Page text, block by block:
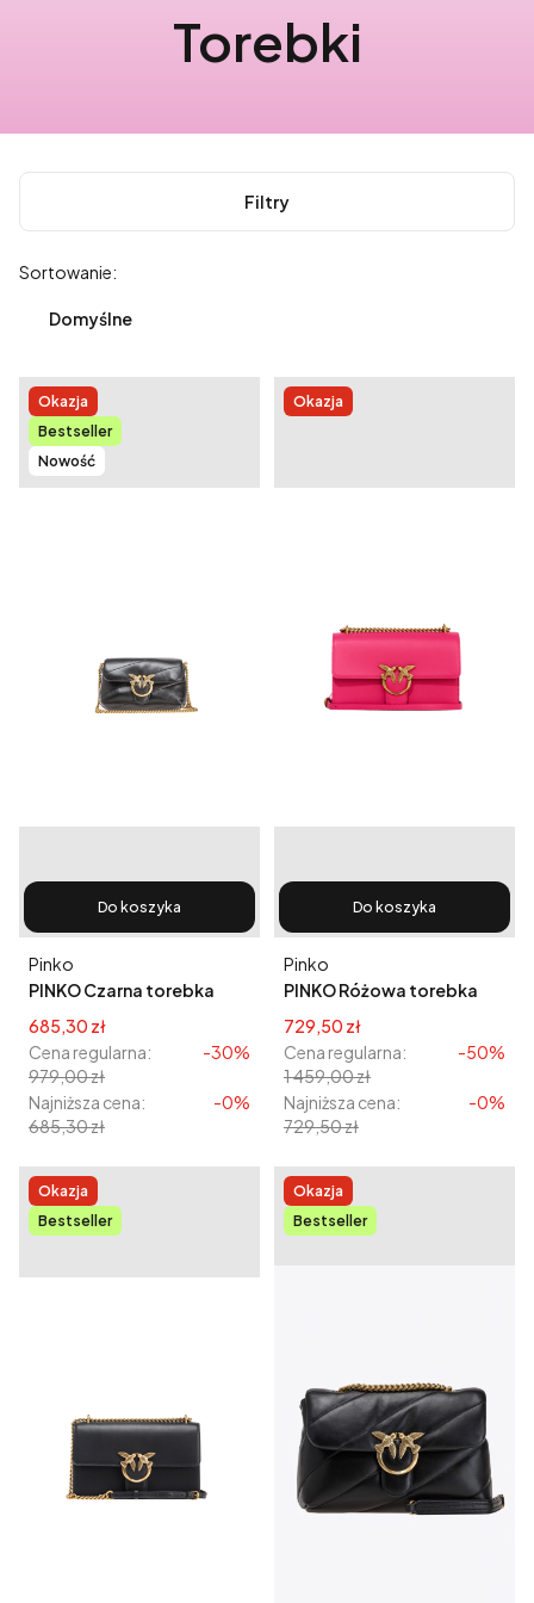
Torebki
Filtry
Lista produktów
Sortowanie:
Domyślne
Okazja
Bestseller
Nowość
Do koszyka
PINKO Czarna torebka
Producent
Pinko
Cena promocyjna
685,30 zł
Cena regularna:
979,00 zł
-30%
Najniższa cena:
685,30 zł
-0%
Okazja
Do koszyka
PINKO Różowa torebka
Producent
Pinko
Cena promocyjna
729,50 zł
Cena regularna:
1 459,00 zł
-50%
Najniższa cena:
729,50 zł
-0%
Okazja
Bestseller
Okazja
Bestseller